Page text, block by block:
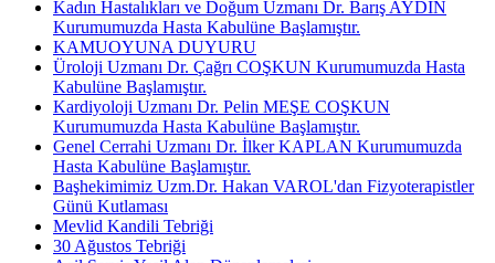
Kadın Hastalıkları ve Doğum Uzmanı Dr. Barış AYDIN
Kurumumuzda Hasta Kabulüne Başlamıştır.
KAMUOYUNA DUYURU
Üroloji Uzmanı Dr. Çağrı COŞKUN Kurumumuzda Hasta
Kabulüne Başlamıştır.
Kardiyoloji Uzmanı Dr. Pelin MEŞE COŞKUN
Kurumumuzda Hasta Kabulüne Başlamıştır.
Genel Cerrahi Uzmanı Dr. İlker KAPLAN Kurumumuzda
Hasta Kabulüne Başlamıştır.
Başhekimimiz Uzm.Dr. Hakan VAROL'dan Fizyoterapistler
Günü Kutlaması
Mevlid Kandili Tebriği
30 Ağustos Tebriği